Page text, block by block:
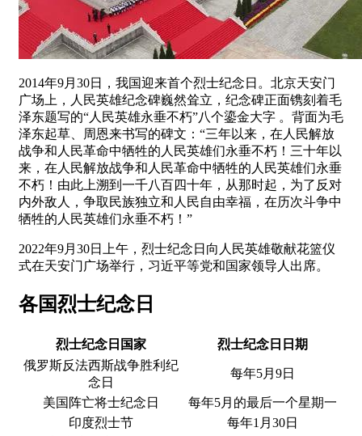
2014年9月30日，我国迎来首个烈士纪念日。北京天安门
广场上，人民英雄纪念碑巍然耸立，纪念碑正面镌刻着毛
泽东题写的“人民英雄永垂不朽”八个鎏金大字 。背面为毛
泽东起草、周恩来书写的碑文：“三年以来，在人民解放
战争和人民革命中牺牲的人民英雄们永垂不朽！三十年以
来，在人民解放战争和人民革命中牺牲的人民英雄们永垂
不朽！由此上溯到一千八百四十年，从那时起，为了反对
内外敌人，争取民族独立和人民自由幸福，在历次斗争中
牺牲的人民英雄们永垂不朽！”
2022年9月30日上午，烈士纪念日向人民英雄敬献花篮仪
式在天安门广场举行，习近平等党和国家领导人出席。
各国烈士纪念日
烈士纪念日国家
烈士纪念日日期
俄罗斯反法西斯战争胜利纪
念日
每年5月9日
美国阵亡将士纪念日
每年5月的最后一个星期一
印度烈士节
每年1月30日